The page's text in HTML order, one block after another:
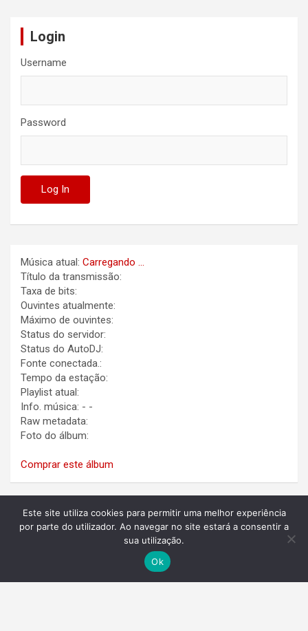
Login
Username
Password
Música atual: Carregando ...
Título da transmissão:
Taxa de bits:
Ouvintes atualmente:
Máximo de ouvintes:
Status do servidor:
Status do AutoDJ:
Fonte conectada.:
Tempo da estação:
Playlist atual:
Info. música: - -
Raw metadata:
Foto do álbum:
Comprar este álbum
Este site utiliza cookies para permitir uma melhor experiência
por parte do utilizador. Ao navegar no site estará a consentir a
sua utilização.
Ok